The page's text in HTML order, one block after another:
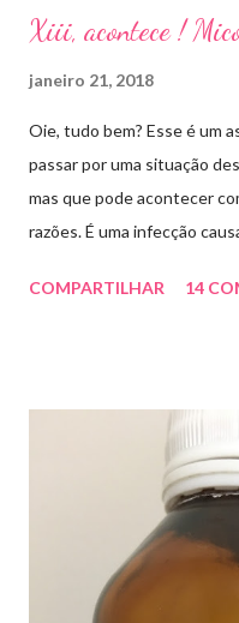
Xiii, acontece !
janeiro 21, 2018
Oie, tudo bem? Esse é um
passar por uma situação
mas que pode acontecer
razões. É uma infecção
descolar da pele. As
micose de unha é feito
orais ,ou para aplicação
tempo para tratamento
quem prefere tratamentos
duas vezes ao dia. Eu já
sapato fechado e apertado
COMPARTILHAR 14